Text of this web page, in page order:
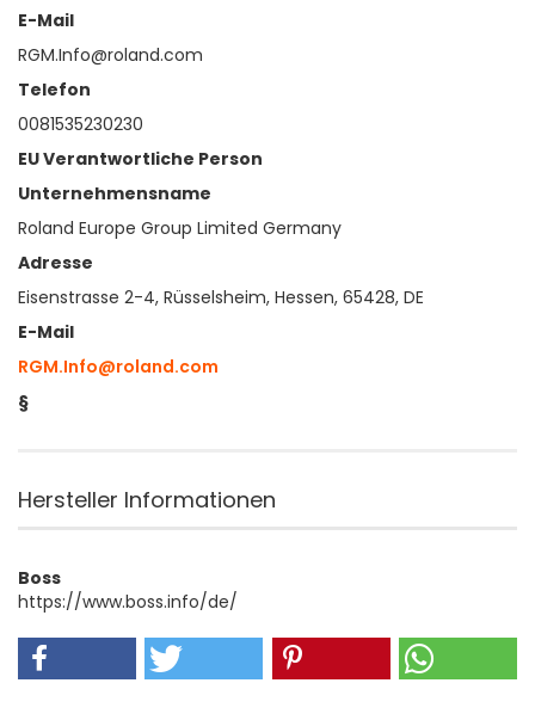
E-Mail
RGM.Info@roland.com
Telefon
0081535230230
EU Verantwortliche Person
Unternehmensname
Roland Europe Group Limited Germany
Adresse
Eisenstrasse 2-4, Rüsselsheim, Hessen, 65428, DE
E-Mail
RGM.Info@roland.com
§
Hersteller Informationen
Boss
https://www.boss.info/de/